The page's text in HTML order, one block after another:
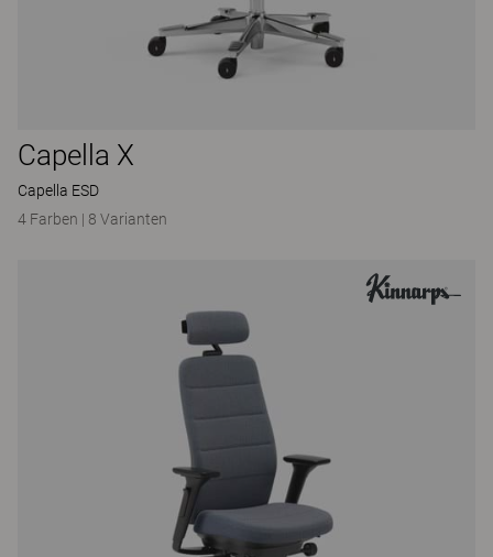
Capella X
Capella ESD
4 Farben | 8 Varianten